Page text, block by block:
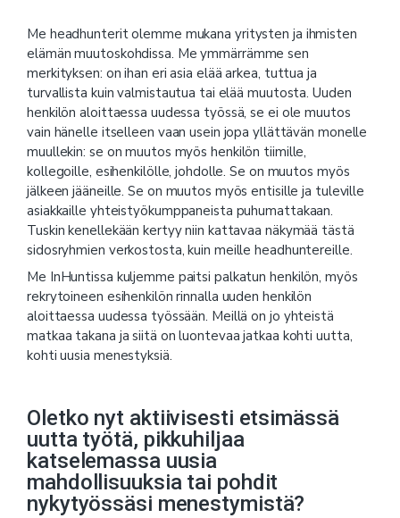
Me headhunterit olemme mukana yritysten ja ihmisten
elämän muutoskohdissa. Me ymmärrämme sen
merkityksen: on ihan eri asia elää arkea, tuttua ja
turvallista kuin valmistautua tai elää muutosta. Uuden
henkilön aloittaessa uudessa työssä, se ei ole muutos
vain hänelle itselleen vaan usein jopa yllättävän monelle
muullekin: se on muutos myös henkilön tiimille,
kollegoille, esihenkilölle, johdolle. Se on muutos myös
jälkeen jääneille. Se on muutos myös entisille ja tuleville
asiakkaille yhteistyökumppaneista puhumattakaan.
Tuskin kenellekään kertyy niin kattavaa näkymää tästä
sidosryhmien verkostosta, kuin meille headhuntereille.
Me InHuntissa kuljemme paitsi palkatun henkilön, myös
rekrytoineen esihenkilön rinnalla uuden henkilön
aloittaessa uudessa työssään. Meillä on jo yhteistä
matkaa takana ja siitä on luontevaa jatkaa kohti uutta,
kohti uusia menestyksiä.
Oletko nyt aktiivisesti etsimässä
uutta työtä, pikkuhiljaa
katselemassa uusia
mahdollisuuksia tai pohdit
nykytyössäsi menestymistä?